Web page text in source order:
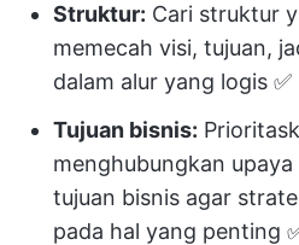
Struktur: Cari struktur
memecah visi, tujuan,
dalam alur yang logis ✅️
Tujuan bisnis:
menghubungkan
tujuan bisnis agar
pada hal yang penting